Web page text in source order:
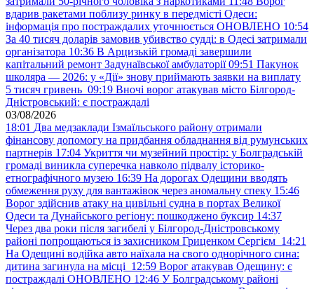
вдарив ракетами поблизу ринку в передмісті Одеси:
інформація про постраждалих уточнюється ОНОВЛЕНО 10:54
За 40 тисяч доларів замовив убивство судді: в Одесі затримали
організатора 10:36 В Арцизькій громаді завершили
капітальний ремонт Задунаївської амбулаторії 09:51 Пакунок
школяра — 2026: у «Дії» знову приймають заявки на виплату
5 тисяч гривень 09:19 Вночі ворог атакував місто Білгород-
Дністровський: є постраждалі
03/08/2026
18:01 Два медзаклади Ізмаїльського району отримали
фінансову допомогу на придбання обладнання від румунських
партнерів 17:04 Укриття чи музейний простір: у Болградській
громаді виникла суперечка навколо підвалу історико-
етнографічного музею 16:39 На дорогах Одещини вводять
обмеження руху для вантажівок через аномальну спеку 15:46
Ворог здійснив атаку на цивільні судна в портах Великої
Одеси та Дунайського регіону: пошкоджено буксир 14:37
Через два роки після загибелі у Білгород-Дністровському
районі попрощаються із захисником Гриценком Сергієм 14:21
На Одещині водійка авто наїхала на свого однорічного сина:
дитина загинула на місці 12:59 Ворог атакував Одещину: є
постраждалі ОНОВЛЕНО 12:46 У Болградському районі